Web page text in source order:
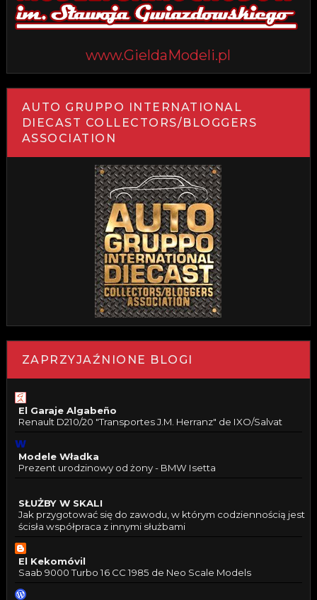
www.GieldaModeli.pl
AUTO GRUPPO INTERNATIONAL
DIECAST COLLECTORS/BLOGGERS
ASSOCIATION
ZAPRZYJAŹNIONE BLOGI
El Garaje Algabeño
Renault D210/20 "Transportes J.M. Herranz" de IXO/Salvat
Modele Władka
Prezent urodzinowy od żony - BMW Isetta
SŁUŻBY W SKALI
Jak przygotować się do zawodu, w którym codziennością jest
ścisła współpraca z innymi służbami
El Kekomóvil
Saab 9000 Turbo 16 CC 1985 de Neo Scale Models